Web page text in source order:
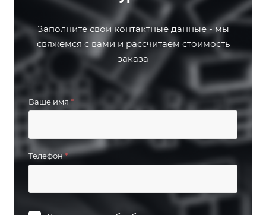
Заполните свои контактные данные - мы
свяжемся с вами и рассчитаем стоимость
заказа
Ваше имя *
Телефон*